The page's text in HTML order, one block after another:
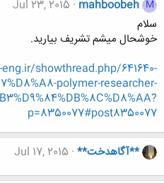
M
mahboobeh
Jul 23, 2015
سلام
خوشحال میشم تشریف بیارید.
showthread.php/641640-
polymer-researcher-
p=8350077#post8350077
**آگاهدخت** Jul 17, 2015